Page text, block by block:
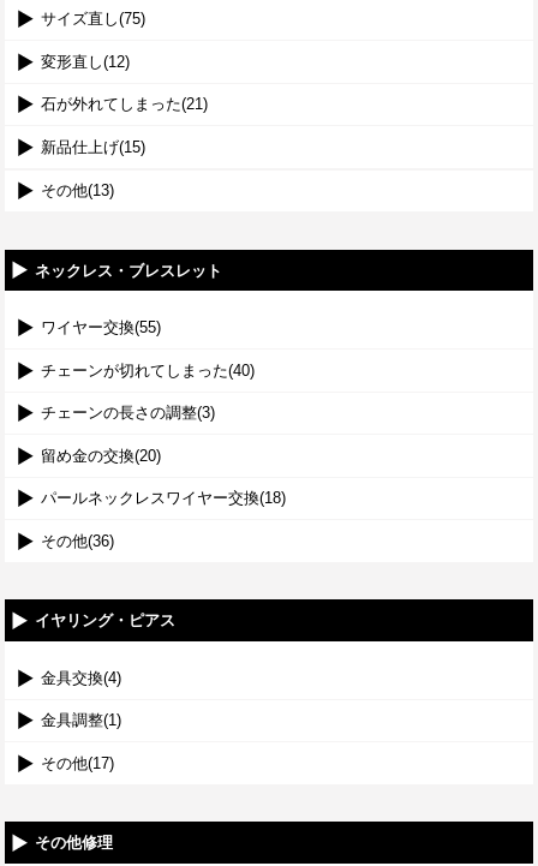
サイズ直し(75)
変形直し(12)
石が外れてしまった(21)
新品仕上げ(15)
その他(13)
ネックレス・ブレスレット
ワイヤー交換(55)
チェーンが切れてしまった(40)
チェーンの長さの調整(3)
留め金の交換(20)
パールネックレスワイヤー交換(18)
その他(36)
イヤリング・ピアス
金具交換(4)
金具調整(1)
その他(17)
その他修理